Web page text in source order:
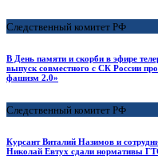
Следственный комитет РФ
В День памяти и скорби в эфире
выпуск совместного с СК России
фашизм 2.0»
Следственный комитет РФ
Курсант Виталий Назимов и
Николай Евтух сдали нормативы